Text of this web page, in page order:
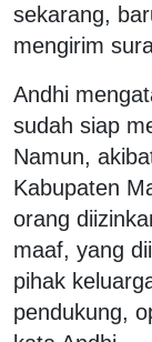
sekarang,
mengirim
Andhi
sudah siap
Namun,
Kabupaten
orang
maaf, yang
pihak
pendukung,